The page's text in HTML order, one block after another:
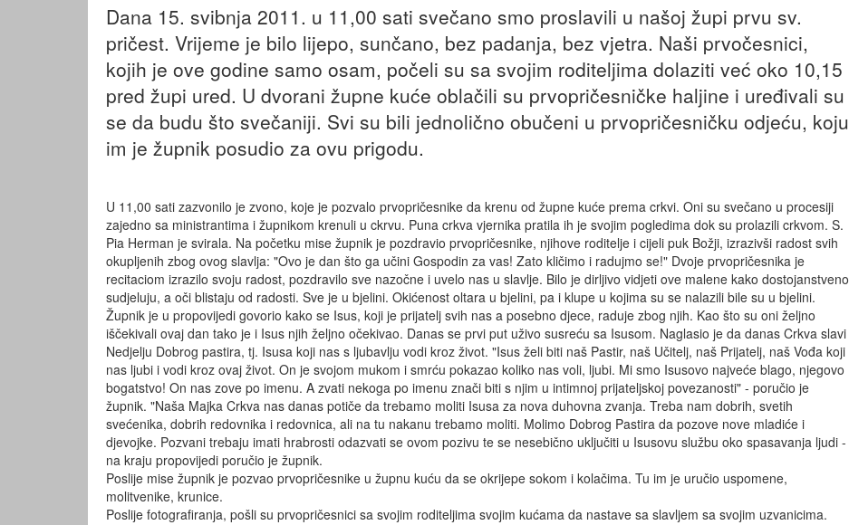
Dana 15. svibnja 2011. u 11,00 sati svečano smo proslavili u našoj župi prvu sv.
pričest. Vrijeme je bilo lijepo, sunčano, bez padanja, bez vjetra. Naši prvočesnici,
kojih je ove godine samo osam, počeli su sa svojim roditeljima dolaziti već oko 10,15
pred župi ured. U dvorani župne kuće oblačili su prvopričesničke haljine i uređivali su
se da budu što svečaniji. Svi su bili jednolično obučeni u prvopričesničku odjeću, koju
im je župnik posudio za ovu prigodu.
U 11,00 sati zazvonilo je zvono, koje je pozvalo prvopričesnike da krenu od župne kuće prema crkvi. Oni su svečano u procesiji
zajedno sa ministrantima i župnikom krenuli u ckrvu. Puna crkva vjernika pratila ih je svojim pogledima dok su prolazili crkvom. S.
Pia Herman je svirala. Na početku mise župnik je pozdravio prvopričesnike, njihove roditelje i cijeli puk Božji, izrazivši radost svih
okupljenih zbog ovog slavlja: "Ovo je dan što ga učini Gospodin za vas! Zato kličimo i radujmo se!" Dvoje prvopričesnika je
recitaciom izrazilo svoju radost, pozdravilo sve nazočne i uvelo nas u slavlje. Bilo je dirljivo vidjeti ove malene kako dostojanstveno
sudjeluju, a oči blistaju od radosti. Sve je u bjelini. Okićenost oltara u bjelini, pa i klupe u kojima su se nalazili bile su u bjelini.
Župnik je u propovijedi govorio kako se Isus, koji je prijatelj svih nas a posebno djece, raduje zbog njih. Kao što su oni željno
iščekivali ovaj dan tako je i Isus njih željno očekivao. Danas se prvi put uživo susreću sa Isusom. Naglasio je da danas Crkva slavi
Nedjelju Dobrog pastira, tj. Isusa koji nas s ljubavlju vodi kroz život. "Isus želi biti naš Pastir, naš Učitelj, naš Prijatelj, naš Vođa koji
nas ljubi i vodi kroz ovaj život. On je svojom mukom i smrću pokazao koliko nas voli, ljubi. Mi smo Isusovo najveće blago, njegovo
bogatstvo! On nas zove po imenu. A zvati nekoga po imenu znači biti s njim u intimnoj prijateljskoj povezanosti" - poručio je
župnik. "Naša Majka Crkva nas danas potiče da trebamo moliti Isusa za nova duhovna zvanja. Treba nam dobrih, svetih
svećenika, dobrih redovnika i redovnica, ali na tu nakanu trebamo moliti. Molimo Dobrog Pastira da pozove nove mladiće i
djevojke. Pozvani trebaju imati hrabrosti odazvati se ovom pozivu te se nesebično uključiti u Isusovu službu oko spasavanja ljudi -
na kraju propovijedi poručio je župnik.
Poslije mise župnik je pozvao prvopričesnike u župnu kuću da se okrijepe sokom i kolačima. Tu im je uručio uspomene,
molitvenike, krunice.
Poslije fotografiranja, pošli su prvopričesnici sa svojim roditeljima svojim kućama da nastave sa slavljem sa svojim uzvanicima.